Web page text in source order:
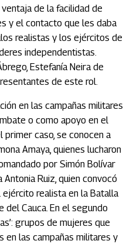
de la facilidad de
y el contacto que les daba
realistas y los ejércitos de
independentistas.
Estefanía Neira de
de este rol.
en las campañas militares
o como apoyo en el
primer caso, se conocen a
Amaya, quienes lucharon
por Simón Bolívar
Ruiz, quien convocó
realista en la Batalla
del Cauca. En el segundo
grupos de mujeres que
en las campañas militares y